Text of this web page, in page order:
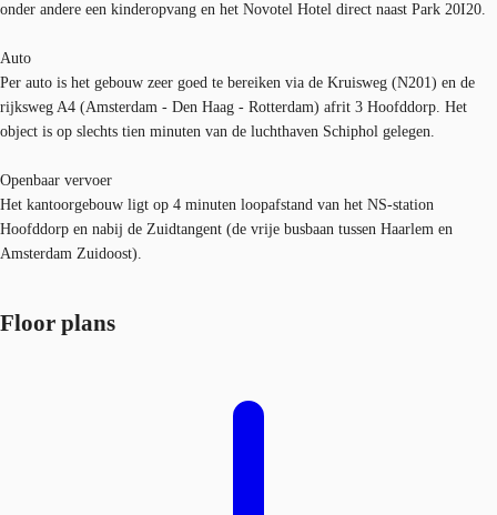
onder andere een kinderopvang en het Novotel Hotel direct naast Park 20I20.
Auto
Per auto is het gebouw zeer goed te bereiken via de Kruisweg (N201) en de
rijksweg A4 (Amsterdam - Den Haag - Rotterdam) afrit 3 Hoofddorp. Het
object is op slechts tien minuten van de luchthaven Schiphol gelegen.
Openbaar vervoer
Het kantoorgebouw ligt op 4 minuten loopafstand van het NS-station
Hoofddorp en nabij de Zuidtangent (de vrije busbaan tussen Haarlem en
Amsterdam Zuidoost).
Floor plans